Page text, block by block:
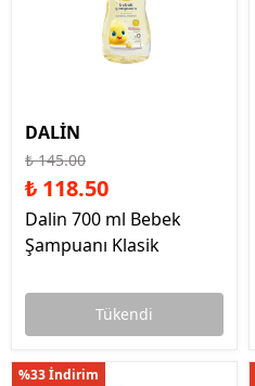
DALİN
₺ 145.00
₺ 118.50
Dalin 700 ml Bebek
Şampuanı Klasik
Tükendi
%33 İndirim